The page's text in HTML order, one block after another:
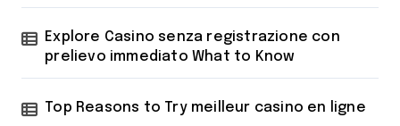
Explore Casino senza registrazione con
prelievo immediato What to Know
Top Reasons to Try meilleur casino en ligne